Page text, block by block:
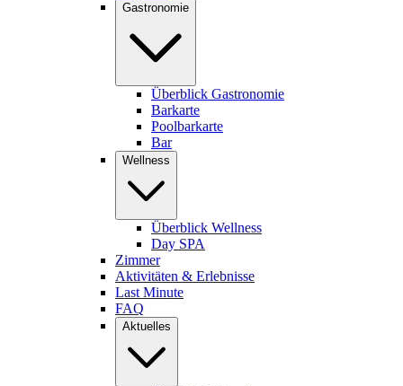
Gastronomie
Überblick Gastronomie
Barkarte
Poolbarkarte
Bar
Wellness
Überblick Wellness
Day SPA
Zimmer
Aktivitäten & Erlebnisse
Last Minute
FAQ
Aktuelles